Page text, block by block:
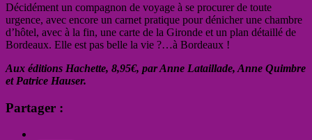
Décidément un compagnon de voyage à se procurer de toute
urgence, avec encore un carnet pratique pour dénicher une chambre
d’hôtel, avec à la fin, une carte de la Gironde et un plan détaillé de
Bordeaux. Elle est pas belle la vie ?…à Bordeaux !
Aux éditions Hachette, 8,95€, par Anne Lataillade, Anne Quimbre
et Patrice Hauser.
Partager :